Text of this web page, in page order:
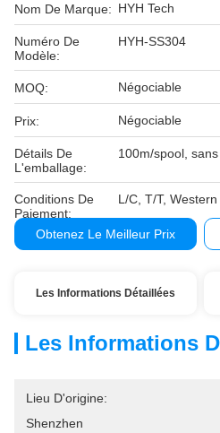
Nom De Marque: HYH Tech
Numéro De
Modèle:
HYH-SS304
MOQ: Négociable
Prix: Négociable
Détails De
L'emballage:
100m/spool,
Conditions De
Paiement:
L/C, T/T, Western
Obtenez Le Meilleur Prix
Les Informations Détaillées
Les Informations
Lieu D'origine:
Shenzhen